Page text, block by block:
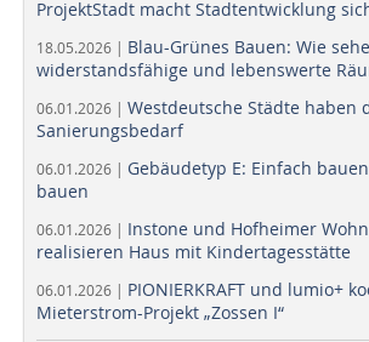
ProjektStadt macht Stadtentwicklung
18.05.2026 | Blau-Grünes Bauen: Wie
widerstandsfähige und lebenswerte
06.01.2026 | Westdeutsche Städte haben
Sanierungsbedarf
06.01.2026 | Gebäudetyp E: Einfach
bauen
06.01.2026 | Instone und Hofheimer
realisieren Haus mit Kindertagesstätte
06.01.2026 | PIONIERKRAFT und lumio+
Mieterstrom-Projekt „Zossen I“